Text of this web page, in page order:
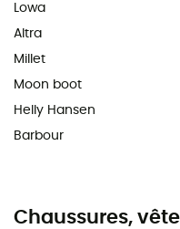
Lowa
Altra
Millet
Moon boot
Helly Hansen
Barbour
Chaussures,